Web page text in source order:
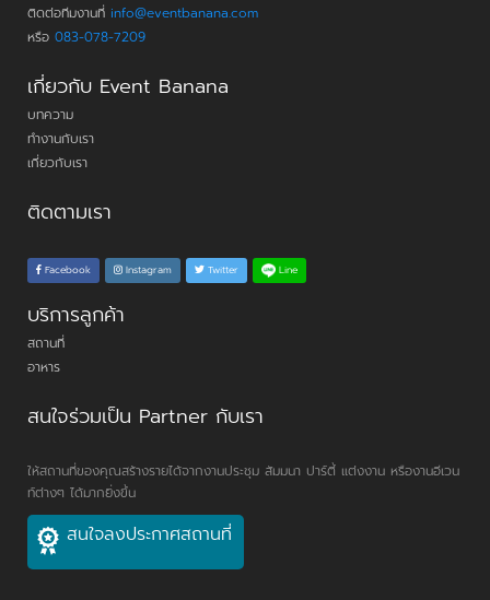
ติดต่อทีมงานที่ info@eventbanana.com
หรือ 083-078-7209
เกี่ยวกับ Event Banana
บทความ
ทำงานกับเรา
เกี่ยวกับเรา
ติดตามเรา
Facebook Instagram Twitter Line
บริการลูกค้า
สถานที่
อาหาร
สนใจร่วมเป็น Partner กับเรา
ให้สถานที่ของคุณสร้างรายได้จากงานประชุม สัมมนา ปาร์ตี้ แต่งงาน หรืองานอีเวน
ท์ต่างๆ ได้มากยิ่งขึ้น
สนใจลงประกาศสถานที่